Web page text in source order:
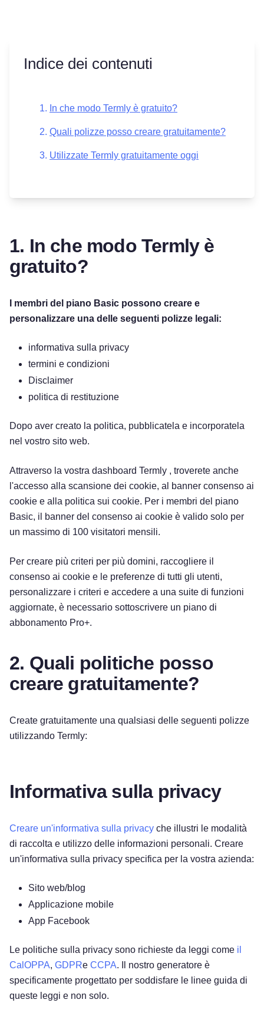
Indice dei contenuti
In che modo Termly è gratuito?
Quali polizze posso creare gratuitamente?
Utilizzate Termly gratuitamente oggi
1. In che modo Termly è
gratuito?
I membri del piano Basic possono creare e
personalizzare una delle seguenti polizze legali:
informativa sulla privacy
termini e condizioni
Disclaimer
politica di restituzione
Dopo aver creato la politica, pubblicatela e incorporatela
nel vostro sito web.
Attraverso la vostra dashboard Termly , troverete anche
l'accesso alla scansione dei cookie, al banner consenso ai
cookie e alla politica sui cookie. Per i membri del piano
Basic, il banner del consenso ai cookie è valido solo per
un massimo di 100 visitatori mensili.
Per creare più criteri per più domini, raccogliere il
consenso ai cookie e le preferenze di tutti gli utenti,
personalizzare i criteri e accedere a una suite di funzioni
aggiornate, è necessario sottoscrivere un piano di
abbonamento Pro+.
2. Quali politiche posso
creare gratuitamente?
Create gratuitamente una qualsiasi delle seguenti polizze
utilizzando Termly:
Informativa sulla privacy
Creare un'informativa sulla privacy che illustri le modalità
di raccolta e utilizzo delle informazioni personali. Creare
un'informativa sulla privacy specifica per la vostra azienda:
Sito web/blog
Applicazione mobile
App Facebook
Le politiche sulla privacy sono richieste da leggi come il
CalOPPA, GDPRe CCPA. Il nostro generatore è
specificamente progettato per soddisfare le linee guida di
queste leggi e non solo.